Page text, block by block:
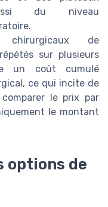
du niveau
de
sur plusieurs
un coût cumulé
ce qui incite de
le prix par
le montant
options de